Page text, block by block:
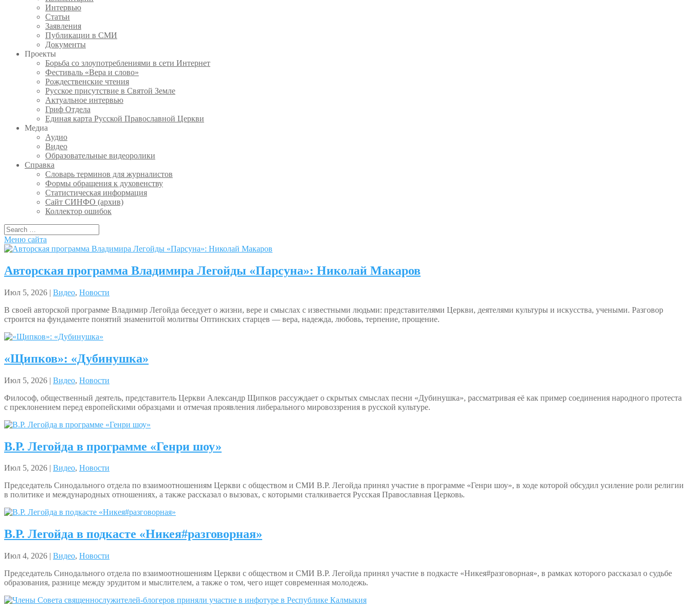
Интервью
Статьи
Заявления
Публикации в СМИ
Документы
Проекты
Борьба со злоупотреблениями в сети Интернет
Фестиваль «Вера и слово»
Рождественские чтения
Русское присутствие в Святой Земле
Актуальное интервью
Гриф Отдела
Единая карта Русской Православной Церкви
Медиа
Аудио
Видео
Образовательные видеоролики
Справка
Словарь терминов для журналистов
Формы обращения к духовенству
Статистическая информация
Сайт СИНФО (архив)
Коллектор ошибок
Меню сайта
Авторская программа Владимира Легойды «Парсуна»: Николай Макаров
Июл 5, 2026 | Видео, Новости
В своей авторской программе Владимир Легойда беседует о жизни, вере и смыслах с известными людьми: представителями Церкви, деятелями культуры и искусства, учеными. Разговор
строится на фундаменте понятий знаменитой молитвы Оптинских старцев — вера, надежда, любовь, терпение, прощение.
«Щипков»: «Дубинушка»
Июл 5, 2026 | Видео, Новости
Философ, общественный деятель, представитель Церкви Александр Щипков рассуждает о скрытых смыслах песни «Дубинушка», рассматривая её как пример соединения народного протеста
с преклонением перед европейскими образцами и отмечая проявления либерального мировоззрения в русской культуре.
В.Р. Легойда в программе «Генри шоу»
Июл 5, 2026 | Видео, Новости
Председатель Синодального отдела по взаимоотношениям Церкви с обществом и СМИ В.Р. Легойда принял участие в программе «Генри шоу», в ходе которой обсудил усиление роли религии
в политике и международных отношениях, а также рассказал о вызовах, с которыми сталкивается Русская Православная Церковь.
В.Р. Легойда в подкасте «Никея#разговорная»
Июл 4, 2026 | Видео, Новости
Председатель Синодального отдела по взаимоотношениям Церкви с обществом и СМИ В.Р. Легойда принял участие в подкасте «Никея#разговорная», в рамках которого рассказал о судьбе
образования, разнице между эрудитом и мыслителем, а также о том, чего ищет современная молодежь.